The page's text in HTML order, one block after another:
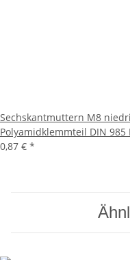
Sechskantmuttern M8
Polyamidklemmteil DIN 985
0,87 € *